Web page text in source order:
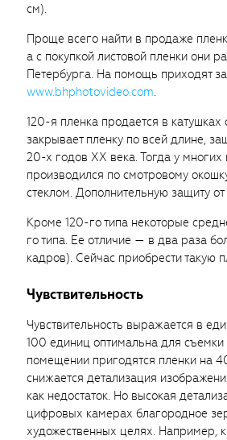
см).
Проще всего найти в продаже
а с покупкой листовой пленки они
Петербурга. На помощь приходят
www.bhphotovideo.com.
120-я пленка продается в
закрывает пленку по всей длине,
20-х годов XX века. Тогда у
производился по смотровому
стеклом. Дополнительную защиту
Кроме 120-го типа некоторые
го типа. Ее отличие — в два раза
кадров). Сейчас приобрести такую
Чувствительность
Чувствительность выражается в
100 единиц оптимальна для
помещении пригодятся пленки на
снижается детализация
как недостаток. Но высокая
цифровых камерах благородное
художественных целях. Например,